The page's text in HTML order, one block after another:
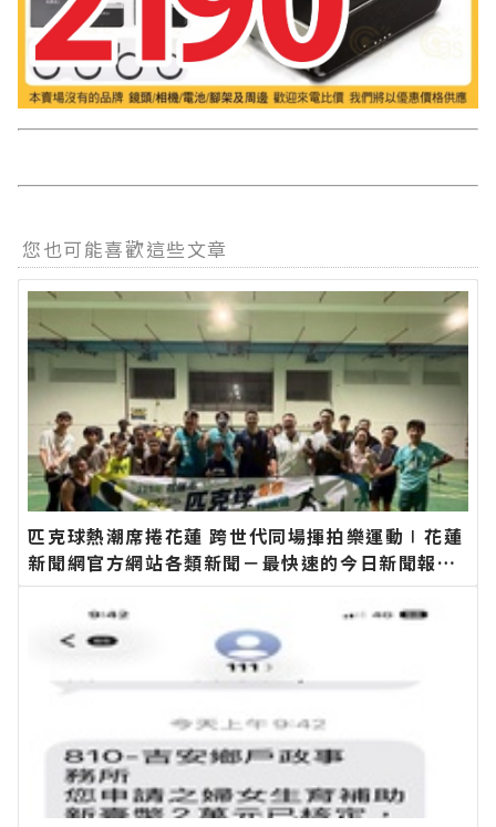
您也可能喜歡這些文章
匹克球熱潮席捲花蓮 跨世代同場揮拍樂運動∣花蓮
新聞網官方網站各類新聞－最快速的今日新聞報導
最新的在地資訊！